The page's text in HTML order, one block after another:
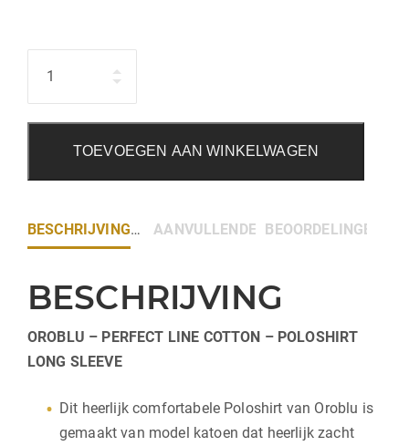
TOEVOEGEN AAN WINKELWAGEN
BESCHRIJVING AANVULLENDE INFORMATIE
BEOORDELINGEN (0)
BESCHRIJVING
OROBLU – PERFECT LINE COTTON – POLOSHIRT
LONG SLEEVE
Dit heerlijk comfortabele Poloshirt van Oroblu is
gemaakt van model katoen dat heerlijk zacht